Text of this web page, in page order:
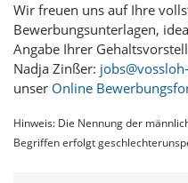
Wir freuen uns auf Ihre
Bewerbungsunterlagen,
Angabe Ihrer
Nadja Zinßer:
unser Online
Hinweis: Die Nennung der
Begriffen erfolgt